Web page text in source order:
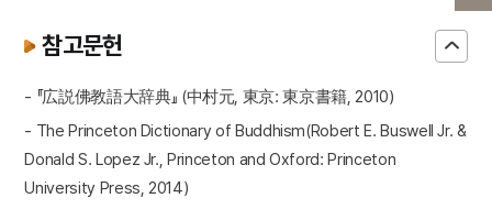
참고문헌
- 『広説佛教語大辞典』 (中村元, 東京: 東京書籍, 2010)
- The Princeton Dictionary of Buddhism(Robert E. Buswell Jr. &
Donald S. Lopez Jr., Princeton and Oxford: Princeton
University Press, 2014)